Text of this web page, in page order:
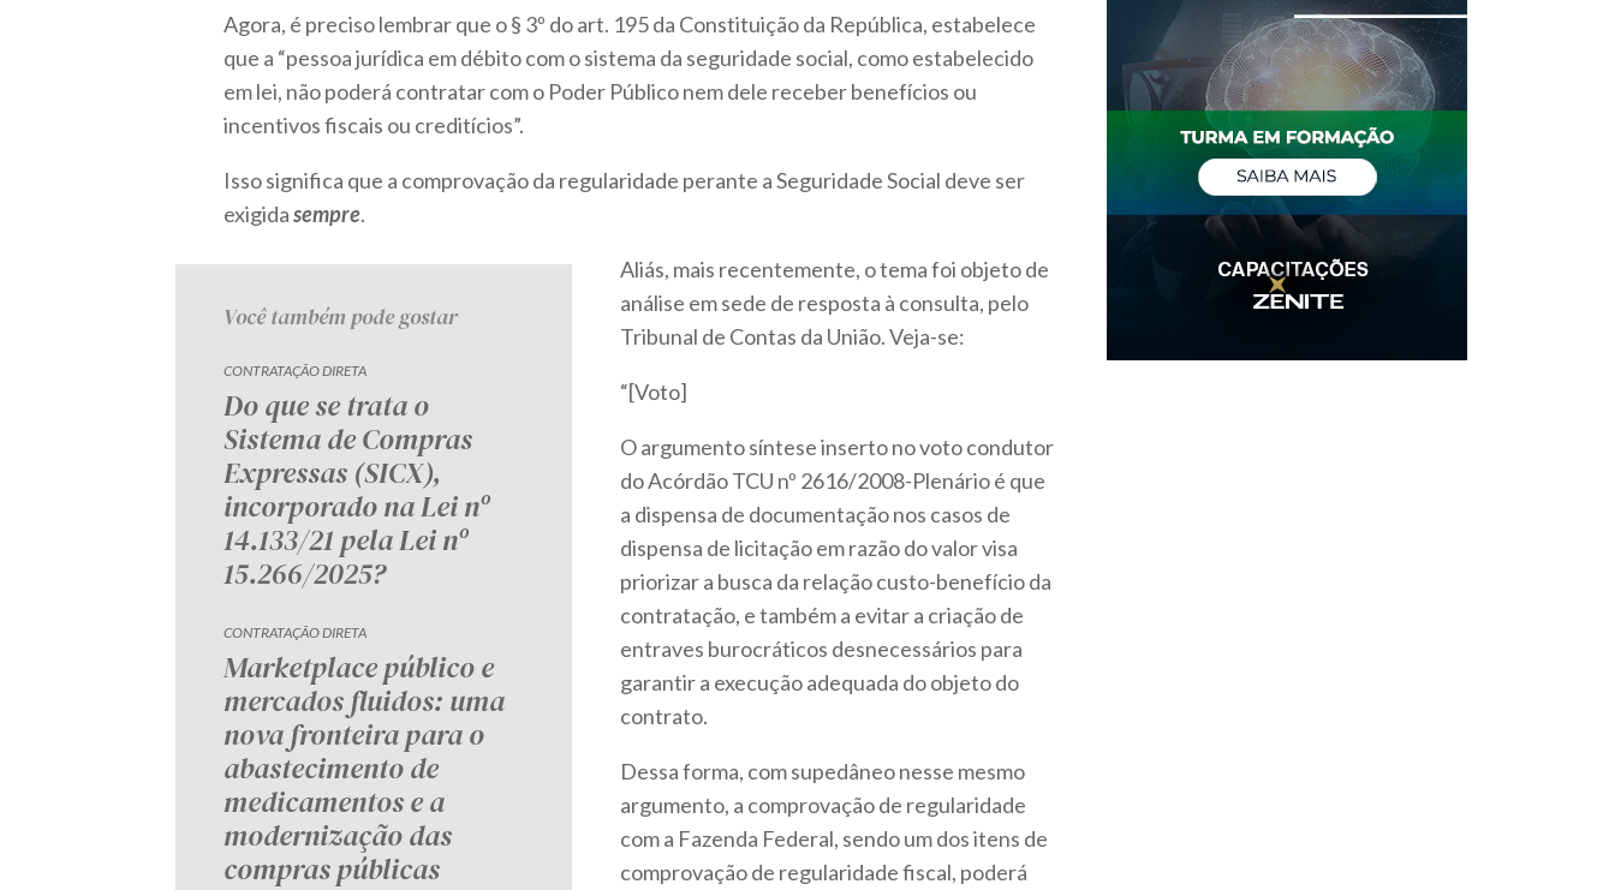
Agora, é preciso lembrar que o § 3º do art. 195 da Constituição da República, estabelece
que a “pessoa jurídica em débito com o sistema da seguridade social, como estabelecido
em lei, não poderá contratar com o Poder Público nem dele receber benefícios ou
incentivos fiscais ou creditícios”.
Isso significa que a comprovação da regularidade perante a Seguridade Social deve ser
exigidasempre.
Você também pode gostar
CONTRATAÇÃO DIRETA
Do que se trata o
Sistema de Compras
Expressas (SICX),
incorporado na Lei nº
14.133/21 pela Lei nº
15.266/2025?
CONTRATAÇÃO DIRETA
Marketplace público e
mercados fluidos: uma
nova fronteira para o
abastecimento de
medicamentos e a
modernização das
compras públicas
Aliás, mais recentemente, o tema foi objeto de
análise em sede de resposta à consulta, pelo
Tribunal de Contas da União. Veja-se:
“[Voto]
O argumento síntese inserto no voto condutor
do Acórdão TCU nº 2616/2008-Plenário é que
a dispensa de documentação nos casos de
dispensa de licitação em razão do valor visa
priorizar a busca da relação custo-benefício da
contratação, e também a evitar a criação de
entraves burocráticos desnecessários para
garantir a execução adequada do objeto do
contrato.
Dessa forma, com supedâneo nesse mesmo
argumento, a comprovação de regularidade
com a Fazenda Federal, sendo um dos itens de
comprovação de regularidade fiscal, poderá